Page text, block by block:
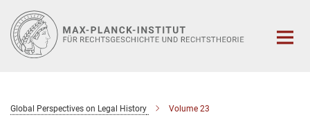
Hauptinhalt
Global Perspectives on Legal History Volume 23